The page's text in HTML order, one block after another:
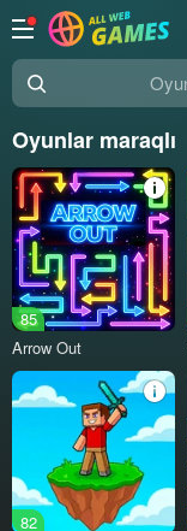
Oyun və ya janrı tap
Oyunlar maraqlı
85
Arrow Out
82